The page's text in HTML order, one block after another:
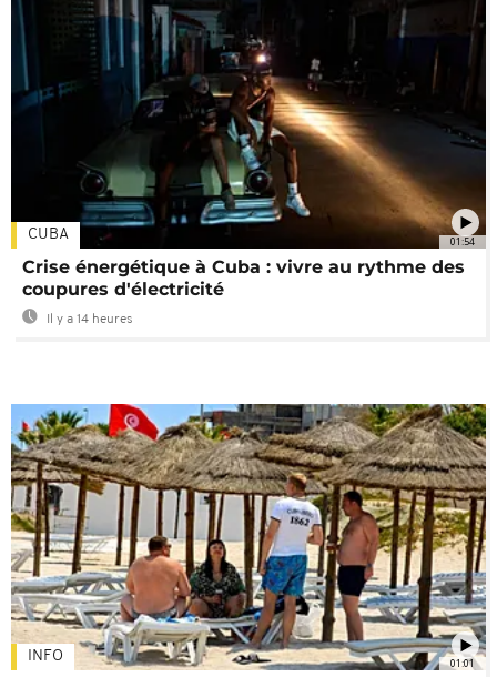
01:54
CUBA
Crise énergétique à Cuba : vivre au rythme des
coupures d'électricité
Il y a 14 heures
01:01
INFO